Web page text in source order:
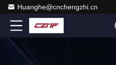
Huanghe@cnchengzhi.cn